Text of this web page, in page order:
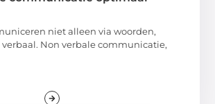
niet alleen via woorden,
Non verbale communicatie,